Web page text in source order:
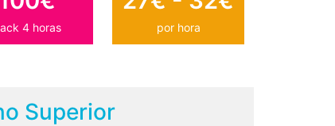
4 horas por hora
Superior